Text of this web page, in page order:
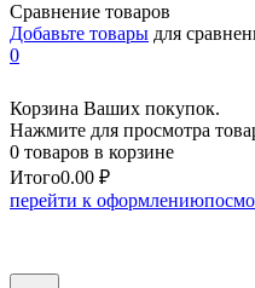
Сравнение товаров
Добавьте товары для
0
Корзина Ваших покупок.
Нажмите для просмотра
0 товаров в корзине
Итого0.00 ₽
перейти к оформлению